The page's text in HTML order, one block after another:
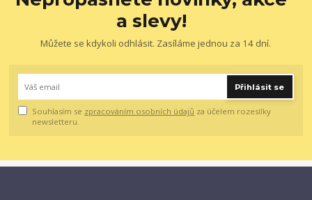
a slevy!
Můžete se kdykoli odhlásit. Zasíláme jednou za 14 dní.
Přihlásit se
Souhlasím se zpracováním osobních údajů za účelem rozesílky
newsletteru.